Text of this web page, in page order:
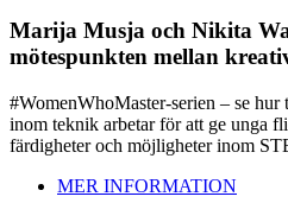
Marija Musja och Nikita
mötespunkten mellan
#WomenWhoMaster-serien – se
inom teknik arbetar för att ge unga
färdigheter och möjligheter inom
MER INFORMATION